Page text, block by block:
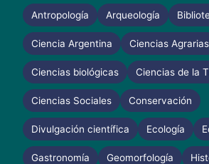
Antropología Arqueología
Ciencia Argentina Ciencias Agrarias
Ciencias biológicas Ciencias de la
Ciencias Sociales Conservación
Divulgación científica Ecología
Gastronomía Geomorfología